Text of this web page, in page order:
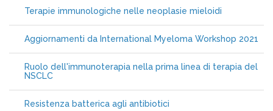
Terapie immunologiche nelle neoplasie mieloidi
Aggiornamenti da International Myeloma Workshop 2021
Ruolo dell'immunoterapia nella prima linea di terapia del
NSCLC
Resistenza batterica agli antibiotici